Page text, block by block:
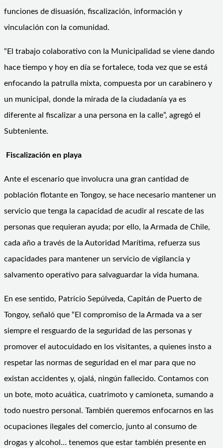
funciones de disuasión, fiscalización, información y
vinculación con la comunidad.
“El trabajo colaborativo con la Municipalidad se viene dando
hace tiempo y hoy en día se fortalece, toda vez que se está
enfocando la patrulla mixta, compuesta por un carabinero y
un municipal, donde la mirada de la ciudadanía ya es
diferente al fiscalizar a una persona en la calle”, agregó el
Subteniente.
Fiscalización en playa
Ante el escenario que involucra una gran cantidad de
población flotante en Tongoy, se hace necesario mantener un
servicio que tenga la capacidad de acudir al rescate de las
personas que requieran ayuda; por ello, la Armada de Chile,
cada año a través de la Autoridad Marítima, refuerza sus
capacidades para mantener un servicio de vigilancia y
salvamento operativo para salvaguardar la vida humana.
En ese sentido, Patricio Sepúlveda, Capitán de Puerto de
Tongoy, señaló que “El compromiso de la Armada va a ser
siempre el resguardo de la seguridad de las personas y
promover el autocuidado en los visitantes, a quienes insto a
respetar las normas de seguridad en el mar para que no
existan accidentes y, ojalá, ningún fallecido. Contamos con
un bote, moto acuática, cuatrimoto y camioneta, sumando a
todo nuestro personal. También queremos enfocarnos en las
ocupaciones ilegales del comercio, junto al consumo de
drogas y alcohol… tenemos que estar también presente en